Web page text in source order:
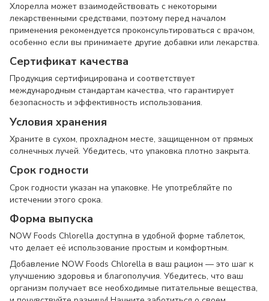
Хлорелла может взаимодействовать с некоторыми
лекарственными средствами, поэтому перед началом
применения рекомендуется проконсультироваться с врачом,
особенно если вы принимаете другие добавки или лекарства.
Сертификат качества
Продукция сертифицирована и соответствует
международным стандартам качества, что гарантирует
безопасность и эффективность использования.
Условия хранения
Храните в сухом, прохладном месте, защищенном от прямых
солнечных лучей. Убедитесь, что упаковка плотно закрыта.
Срок годности
Срок годности указан на упаковке. Не употребляйте по
истечении этого срока.
Форма выпуска
NOW Foods Chlorella доступна в удобной форме таблеток,
что делает её использование простым и комфортным.
Добавление NOW Foods Chlorella в ваш рацион — это шаг к
улучшению здоровья и благополучия. Убедитесь, что ваш
организм получает все необходимые питательные вещества,